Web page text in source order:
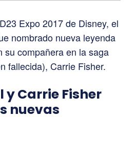
Expo 2017 de Disney, el
nombrado nueva leyenda
su compañera en la saga
fallecida), Carrie Fisher.
Carrie Fisher
nuevas